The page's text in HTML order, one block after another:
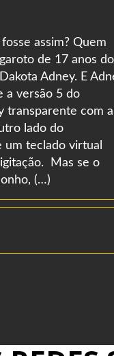
assim? Quem
de 17 anos
Adney. E
a versão 5 do
transparente com a
lado do
um teclado virtual
Mas se o
(…)